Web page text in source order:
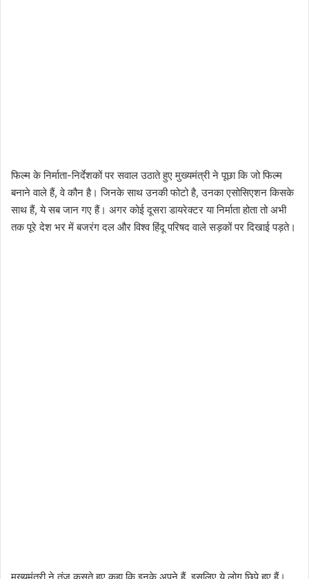
फिल्म के निर्माता-निर्देशकों पर सवाल उठाते हुए मुख्यमंत्री ने पूछा कि जो फिल्म
बनाने वाले हैं, वे कौन है। जिनके साथ उनकी फोटो है, उनका एसोसिएशन किसके
साथ हैं, ये सब जान गए हैं। अगर कोई दूसरा डायरेक्टर या निर्माता होता तो अभी
तक पूरे देश भर में बजरंग दल और विश्व हिंदू परिषद वाले सड़कों पर दिखाई पड़ते।
मुख्यमंत्री ने तंज कसते हुए कहा कि इनके अपने हैं, इसलिए ये लोग छिपे हुए हैं।